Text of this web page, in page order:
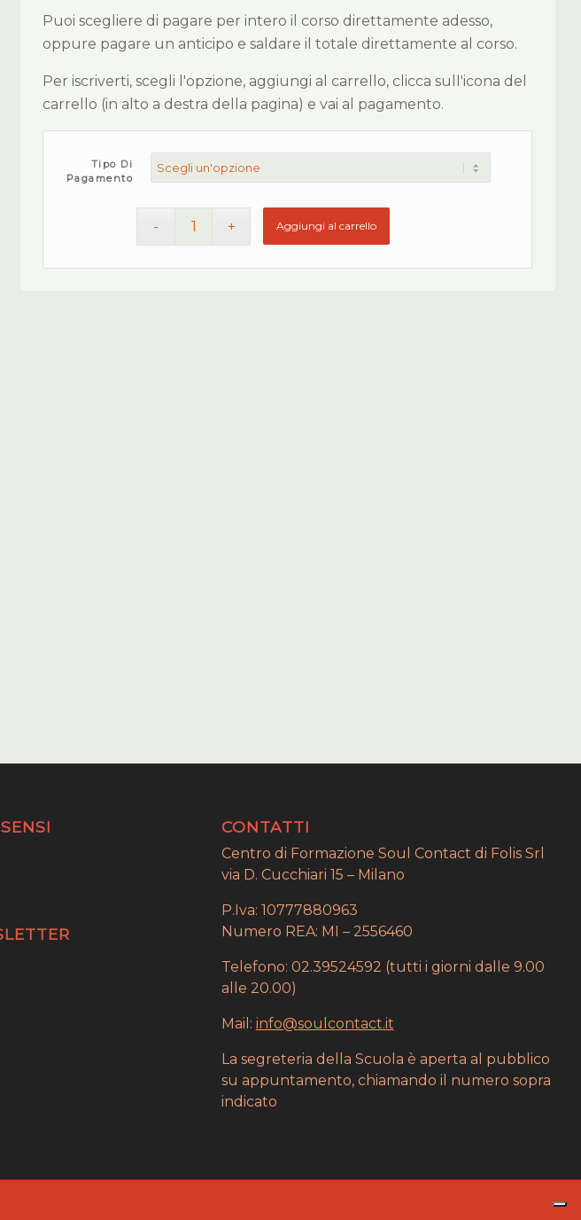
Puoi scegliere di pagare per intero il corso direttamente adesso,
oppure pagare un anticipo e saldare il totale direttamente al corso.
Per iscriverti, scegli l'opzione, aggiungi al carrello, clicca sull'icona del
carrello (in alto a destra della pagina) e vai al pagamento.
Tipo Di
Pagamento
Aggiungi al carrello
CONTATTI
Centro di Formazione Soul Contact di Folis Srl
via D. Cucchiari 15 – Milano
P.Iva: 10777880963
Numero REA: MI – 2556460
Telefono: 02.39524592 (tutti i giorni dalle 9.00
alle 20.00)
Mail: info@soulcontact.it
La segreteria della Scuola è aperta al pubblico
su appuntamento, chiamando il numero sopra
indicato